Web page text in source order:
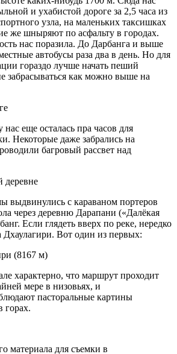
и ухабистой дороге за 2,5 часа из
узла, на маленьких таксишках
же шныряют по асфальту в городах.
нас поразила. До Дарбанга и выше
автобусы раза два в день. Но для
гораздо лучше начать пеший
забрасываться как можно выше на
еще осталась пра часов для
Некоторые даже забрались на
багровый рассвет над
выдвинулись с караваном портеров
через деревню Дарапани («Далёкая
Если глядеть вверх по реке, нередко
Вот один из первых:
характерно, что маршрут проходит
мере в низовьях, и
пасторальные картины
горах.
материала для съемки в